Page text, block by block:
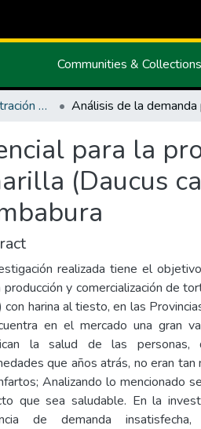
Communities & Collections
Carrera de Administración de Empresas y Marketing
para la
(Daucus
realizada tiene el
producción y comercialización de
con harina al tiesto, en las
en el mercado una gran
la salud de las
que años atrás, no eran
Analizando lo mencionado
que sea saludable. En la
de demanda